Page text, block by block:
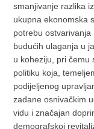
smanjivanje razlika
ukupna ekonomska
potrebu
budućih ulaganja u
u koheziju, pri čemu
politiku koja,
podijeljenog
zadane osnivačkim
vidu i značajan
demografskoj